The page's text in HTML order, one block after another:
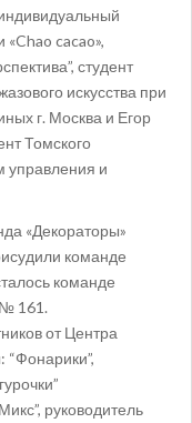
cacao»,
студент
искусства при
г. Москва и Егор
Томского
управления и
«Декораторы»
команде
команде
161.
от Центра
руководитель